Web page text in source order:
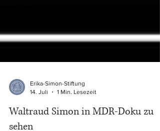
Erika-Simon-Stiftung
Waltraud Simon in MDR-Doku zu